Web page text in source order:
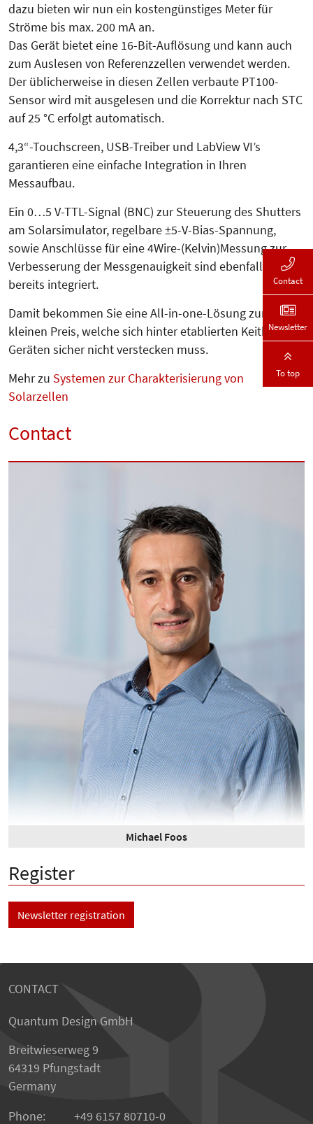
dazu bieten wir nun ein kostengünstiges Meter für
Ströme bis max. 200 mA an.
Das Gerät bietet eine 16-Bit-Auflösung und kann auch
zum Auslesen von Referenzzellen verwendet werden.
Der üblicherweise in diesen Zellen verbaute PT100-
Sensor wird mit ausgelesen und die Korrektur nach STC
auf 25 °C erfolgt automatisch.
4,3“-Touchscreen, USB-Treiber und LabView VI’s
garantieren eine einfache Integration in Ihren
Messaufbau.
Ein 0…5 V-TTL-Signal (BNC) zur Steuerung des Shutters
am Solar­simulator, regelbare ±5-V-Bias-Span­­nung,
sowie Anschlüsse für eine 4Wire-(Kelvin)Messung zur
Ver­bes­serung der Messgenauigkeit sind eben­falls
bereits integriert.
Damit bekommen Sie eine All-in-one-Lösung zum
kleinen Preis, welche sich hinter etablierten Keithley-
Geräten sicher nicht verstecken muss.
Mehr zu Systemen zur Charakterisierung von
Solarzellen
Contact
Michael Foos
Register
Newsletter registration
CONTACT
Quantum Design GmbH
Breitwieserweg 9
64319 Pfungstadt
Germany
Phone:
+49 6157 80710-0
Contact
Newsletter
To top